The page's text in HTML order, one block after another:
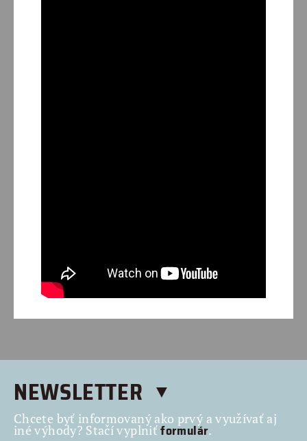
NEWSLETTER
Chcete byť informovaný ako prvý a využívať aj
iné výhody? Stačí vyplniťformulár.